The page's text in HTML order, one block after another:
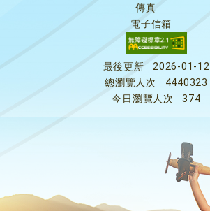
傳真
電子信箱
最後更新
2026-01-12
總瀏覽人次
4440323
今日瀏覽人次
374